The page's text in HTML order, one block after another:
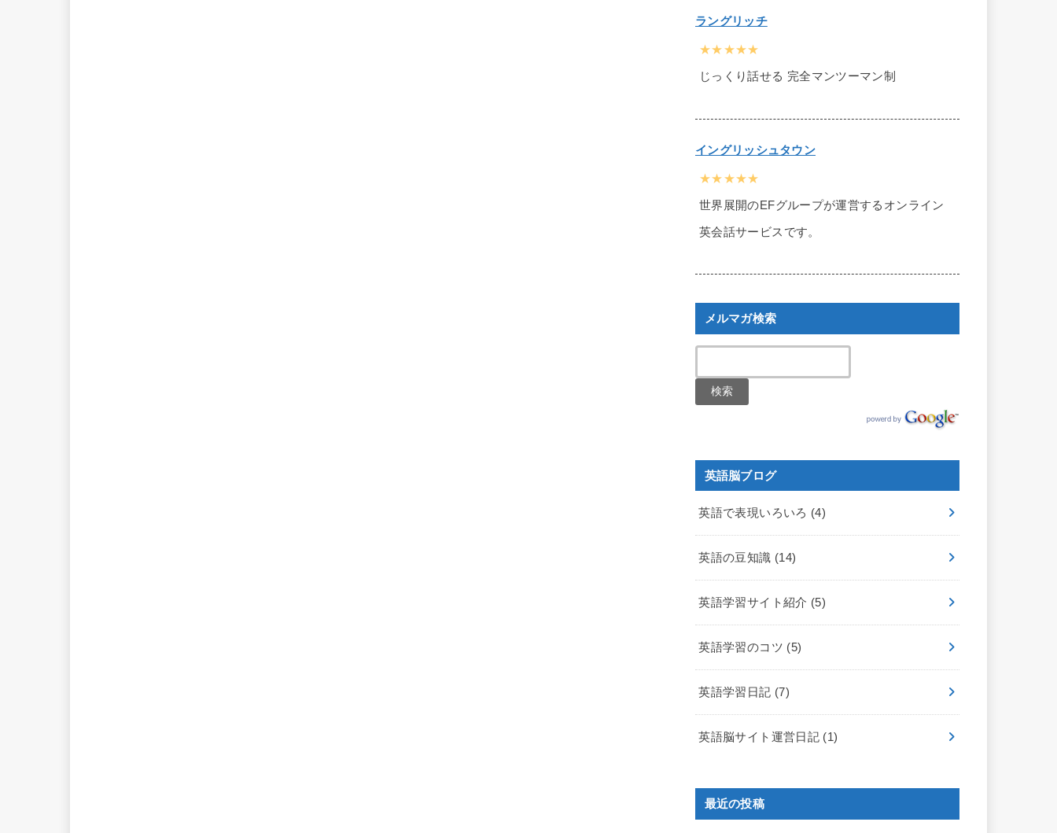
ラングリッチ
★★★★★
じっくり話せる 完全マンツーマン制
イングリッシュタウン
★★★★★
世界展開のEFグループが運営するオンライン
英会話サービスです。
メルマガ検索
英語脳ブログ
英語で表現いろいろ (4)
英語の豆知識 (14)
英語学習サイト紹介 (5)
英語学習のコツ (5)
英語学習日記 (7)
英語脳サイト運営日記 (1)
最近の投稿